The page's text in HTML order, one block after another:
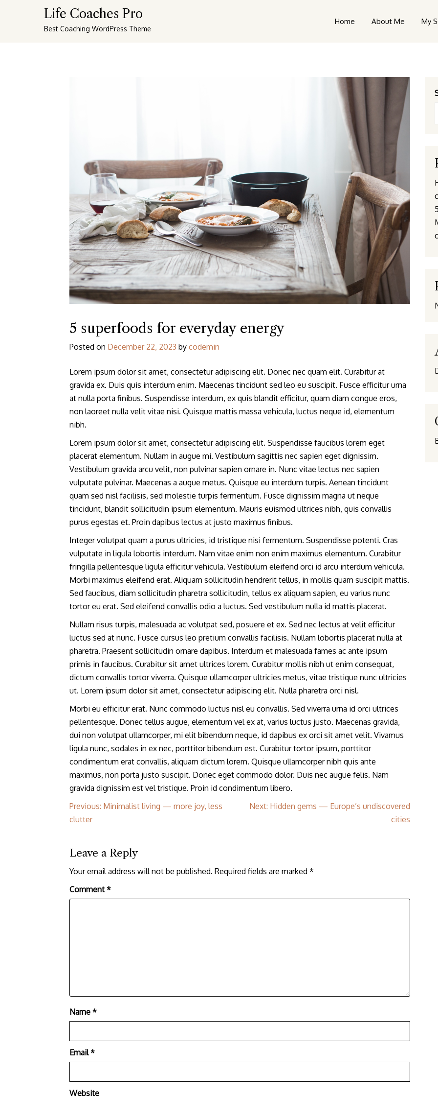
Life Coaches Pro
Best Coaching WordPress Theme
Home About Me My
5 superfoods for everyday energy
Posted on December 22, 2023 by codemin
Lorem ipsum dolor sit amet, consectetur adipiscing elit. Donec nec quam elit. Curabitur at
gravida ex. Duis quis interdum enim. Maecenas tincidunt sed leo eu suscipit. Fusce efficitur urna
at nulla porta finibus. Suspendisse interdum, ex quis blandit efficitur, quam diam congue eros,
non laoreet nulla velit vitae nisi. Quisque mattis massa vehicula, luctus neque id, elementum
nibh.
Lorem ipsum dolor sit amet, consectetur adipiscing elit. Suspendisse faucibus lorem eget
placerat elementum. Nullam in augue mi. Vestibulum sagittis nec sapien eget dignissim.
Vestibulum gravida arcu velit, non pulvinar sapien ornare in. Nunc vitae lectus nec sapien
vulputate pulvinar. Maecenas a augue metus. Quisque eu interdum turpis. Aenean tincidunt
quam sed nisl facilisis, sed molestie turpis fermentum. Fusce dignissim magna ut neque
tincidunt, blandit sollicitudin ipsum elementum. Mauris euismod ultrices nibh, quis convallis
purus egestas et. Proin dapibus lectus at justo maximus finibus.
Integer volutpat quam a purus ultricies, id tristique nisi fermentum. Suspendisse potenti. Cras
vulputate in ligula lobortis interdum. Nam vitae enim non enim maximus elementum. Curabitur
fringilla pellentesque ligula efficitur vehicula. Vestibulum eleifend orci id arcu interdum vehicula.
Morbi maximus eleifend erat. Aliquam sollicitudin hendrerit tellus, in mollis quam suscipit mattis.
Sed faucibus, diam sollicitudin pharetra sollicitudin, tellus ex aliquam sapien, eu varius nunc
tortor eu erat. Sed eleifend convallis odio a luctus. Sed vestibulum nulla id mattis placerat.
Nullam risus turpis, malesuada ac volutpat sed, posuere et ex. Sed nec lectus at velit efficitur
luctus sed at nunc. Fusce cursus leo pretium convallis facilisis. Nullam lobortis placerat nulla at
pharetra. Praesent sollicitudin ornare dapibus. Interdum et malesuada fames ac ante ipsum
primis in faucibus. Curabitur sit amet ultrices lorem. Curabitur mollis nibh ut enim consequat,
dictum convallis tortor viverra. Quisque ullamcorper ultricies metus, vitae tristique nunc ultricies
ut. Lorem ipsum dolor sit amet, consectetur adipiscing elit. Nulla pharetra orci nisl.
Morbi eu efficitur erat. Nunc commodo luctus nisl eu convallis. Sed viverra urna id orci ultrices
pellentesque. Donec tellus augue, elementum vel ex at, varius luctus justo. Maecenas gravida,
dui non volutpat ullamcorper, mi elit bibendum neque, id dapibus ex orci sit amet velit. Vivamus
ligula nunc, sodales in ex nec, porttitor bibendum est. Curabitur tortor ipsum, porttitor
condimentum erat convallis, aliquam dictum lorem. Quisque ullamcorper nibh quis ante
maximus, non porta justo suscipit. Donec eget commodo dolor. Duis nec augue felis. Nam
gravida dignissim est vel tristique. Proin id condimentum libero.
Post
Previous: Minimalist living — more joy, less
clutter
Next: Hidden gems — Europe’s undiscovered
cities
Leave a Reply
Your email address will not be published. Required fields are marked *
Comment *
Name *
Email*
Website